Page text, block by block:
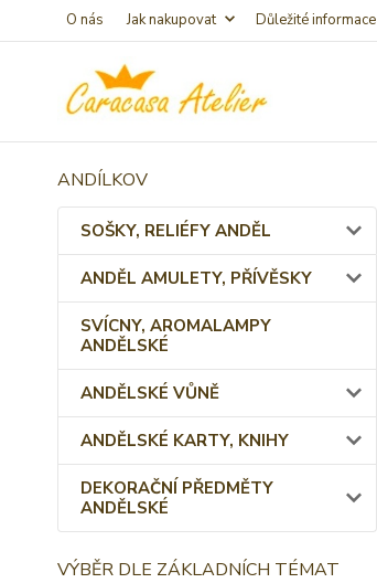
O nás Jak nakupovat Důležité informace
ANDÍLKOV
SOŠKY, RELIÉFY ANDĚL
ANDĚL AMULETY, PŘÍVĚSKY
SVÍCNY, AROMALAMPY
ANDĚLSKÉ
ANDĚLSKÉ VŮNĚ
ANDĚLSKÉ KARTY, KNIHY
DEKORAČNÍ PŘEDMĚTY
ANDĚLSKÉ
VÝBĚR DLE ZÁKLADNÍCH TÉMAT